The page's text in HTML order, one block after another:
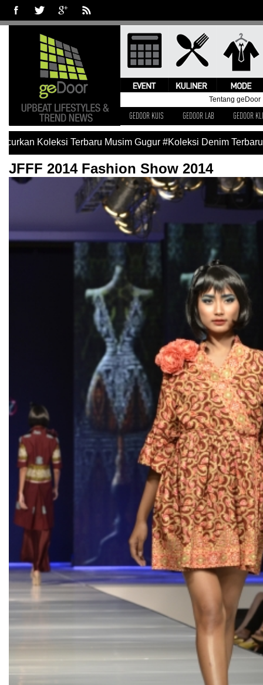
Tentang geDoor
GEDOOR KUIS GEDOOR LAB GEDOOR
Koleksi Terbaru Musim Gugur #Koleksi Denim Terbaru
JFFF 2014 Fashion Show 2014